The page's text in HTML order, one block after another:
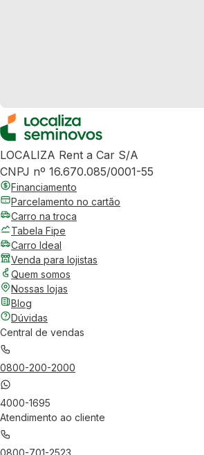
LOCALIZA Rent a Car S/A
CNPJ nº 16.670.085/0001-55
Financiamento
Parcelamento no cartão
Carro na troca
Tabela Fipe
Carro Ideal
Venda para lojistas
Quem somos
Nossas lojas
Blog
Dúvidas
Central de vendas
0800-200-2000
4000-1695
Atendimento ao cliente
0800-701-2523